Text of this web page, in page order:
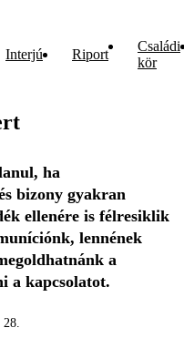
Interjú Riport
Családi
kör
ha
bizony gyakran
ellenére is félresiklik
lennének
a
a kapcsolatot.
28.